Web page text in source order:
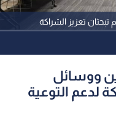
تعزيز الشراكة
ووسائل
لدعم التوعية